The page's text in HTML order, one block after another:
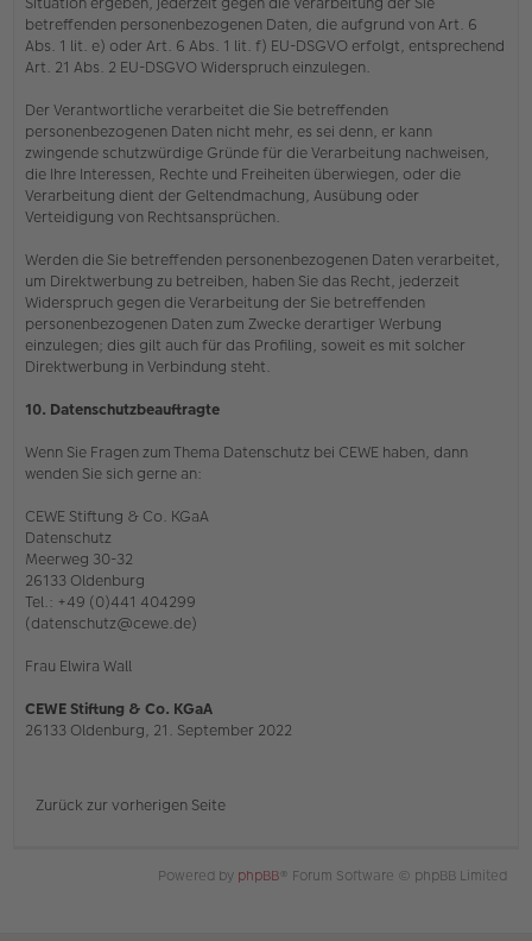
betreffenden personenbezogenen Daten, die aufgrund von Art. 6
Abs. 1 lit. e) oder Art. 6 Abs. 1 lit. f) EU-DSGVO erfolgt, entsprechend
Art. 21 Abs. 2 EU-DSGVO Widerspruch einzulegen.
Der Verantwortliche verarbeitet die Sie betreffenden
personenbezogenen Daten nicht mehr, es sei denn, er kann
zwingende schutzwürdige Gründe für die Verarbeitung nachweisen,
die Ihre Interessen, Rechte und Freiheiten überwiegen, oder die
Verarbeitung dient der Geltendmachung, Ausübung oder
Verteidigung von Rechtsansprüchen.
Werden die Sie betreffenden personenbezogenen Daten verarbeitet,
um Direktwerbung zu betreiben, haben Sie das Recht, jederzeit
Widerspruch gegen die Verarbeitung der Sie betreffenden
personenbezogenen Daten zum Zwecke derartiger Werbung
einzulegen; dies gilt auch für das Profiling, soweit es mit solcher
Direktwerbung in Verbindung steht.
10. Datenschutzbeauftragte
Wenn Sie Fragen zum Thema Datenschutz bei CEWE haben, dann
wenden Sie sich gerne an:
CEWE Stiftung & Co. KGaA
Datenschutz
Meerweg 30-32
26133 Oldenburg
Tel.: +49 (0)441 404299
(datenschutz@cewe.de)
Frau Elwira Wall
CEWE Stiftung & Co. KGaA
26133 Oldenburg, 21. September 2022
Zurück zur vorherigen Seite
Powered by phpBB® Forum Software © phpBB Limited